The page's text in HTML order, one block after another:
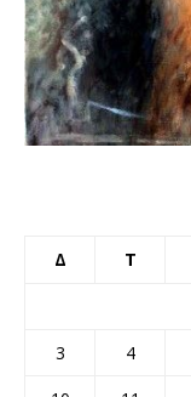
Δ Τ
3
4